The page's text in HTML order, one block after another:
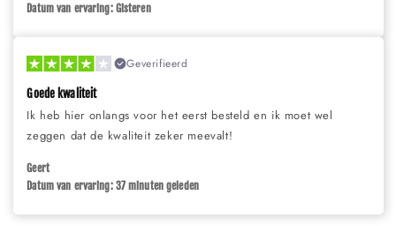
Datum van ervaring: Gisteren
Geverifieerd
Goede kwaliteit
Ik heb hier onlangs voor het eerst besteld en ik moet wel
zeggen dat de kwaliteit zeker meevalt!
Geert
Datum van ervaring: 37 minuten geleden